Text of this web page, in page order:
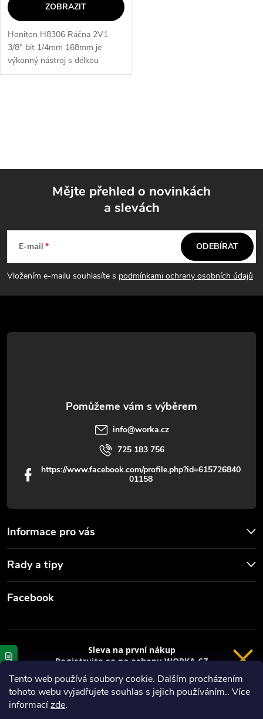
Tento web používá soubory cookie. Dalším procházením
tohoto webu vyjadřujete souhlas s jejich používáním.. Více
informacízde.
ZOBRAZIT
Honiton H8306 Ráčna 2V1
3/8" bit 1/4mm 168mm je
výkonný nástroj s délkou
168mm a standardem DIN
a
í
p
s
u
p
a
t
Mějte přehled o novinkách
a slevách
E-mail
Vložením e-mailu souhlasíte s podmínkami ochrany osobních údajů
ODEBÍRAT
Informace pro vás
Rady a tipy
info@worka.cz
725 183 756
https://www.facebook.com/profile.php?id=615726840
01158
Facebook
Copyright 2026
Sleva na první nákup
Registrujte se na eshopu WORKA.CZ
sleva 100 Kč* na nákup je Vaše.
Registrace
VRÁCENÍ 14 DNÍ